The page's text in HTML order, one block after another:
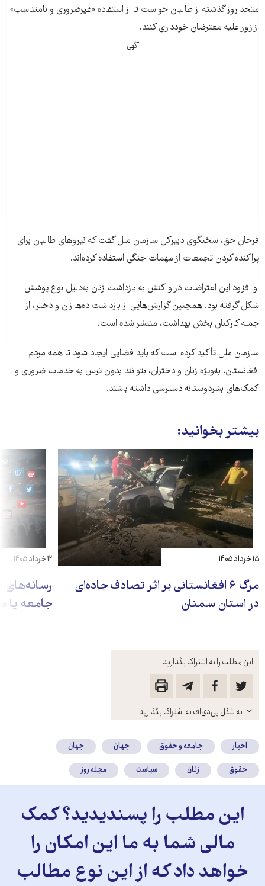
این مطلب را به اشتراک بگذارید
باز
کنید
به شکل پی‌دی‌اف به اشتراک بگذارید
متحد روز گذشته از طالبان خواست تا از استفاده «غیرضروری و نامتناسب»
از زور علیه معترضان خودداری کنند.
آگهی
فرحان حق، سخنگوی دبیرکل سازمان ملل گفت که نیروهای طالبان برای
پراکنده کردن تجمعات از مهمات جنگی استفاده کرده‌اند.
او افزود این اعتراضات در واکنش به بازداشت زنان به‌دلیل نوع پوشش
شکل گرفته بود. همچنین گزارش‌هایی از بازداشت ده‌ها زن و دختر، از
جمله کارکنان بخش بهداشت، منتشر شده است.
سازمان ملل تأکید کرده است که باید فضایی ایجاد شود تا همه مردم
افغانستان، به‌ویژه زنان و دختران، بتوانند بدون ترس به خدمات ضروری و
کمک‌های بشردوستانه دسترسی داشته باشند.
بیشتر بخوانید:
مرگ ۶ افغانستانی بر اثر تصادف جاده‌ای
در استان سمنان
۱۵ خرداد ۱۴۰۵
رسانه‌ها‌ی
جامعه یا
۱۲ خرداد ۱۴۰۵
اخبار جامعه و حقوق جهان
جهان
حقوق
زنان سیاست مجله روز
این مطلب را پسندیدید؟ کمک
مالی شما به ما این امکان را
خواهد داد که از این نوع مطالب